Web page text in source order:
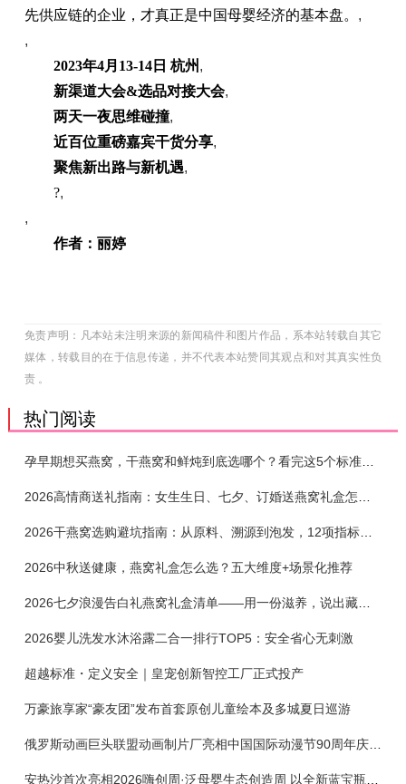
先供应链的企业，才真正是中国母婴经济的基本盘。 ,
,
2023年4月13-14日 杭州 ,
新渠道大会&选品对接大会,
两天一夜思维碰撞,
近百位重磅嘉宾干货分享,
聚焦新出路与新机遇,
?,
,
作者：丽婷
免责声明：凡本站未注明来源的新闻稿件和图片作品，系本站转载自其它
媒体，转载目的在于信息传递，并不代表本站赞同其观点和对其真实性负
责 。
热门阅读
孕早期想买燕窝，干燕窝和鲜炖到底选哪个？看完这5个标准再下单
2026干燕窝选购避坑指南：从原料、溯源到泡发，12项指标判断靠谱燕窝
2026中秋送健康，燕窝礼盒怎么选？五大维度+场景化推荐
2026七夕浪漫告白礼燕窝礼盒清单——用一份滋养，说出藏在心底的爱
2026婴儿洗发水沐浴露二合一排行TOP5：安全省心无刺激
超越标准・定义安全｜皇宠创新智控工厂正式投产
万豪旅享家“豪友团”发布首套原创儿童绘本及多城夏日巡游
俄罗斯动画巨头联盟动画制片厂亮相中国国际动漫节90周年庆开启中国之旅新篇章